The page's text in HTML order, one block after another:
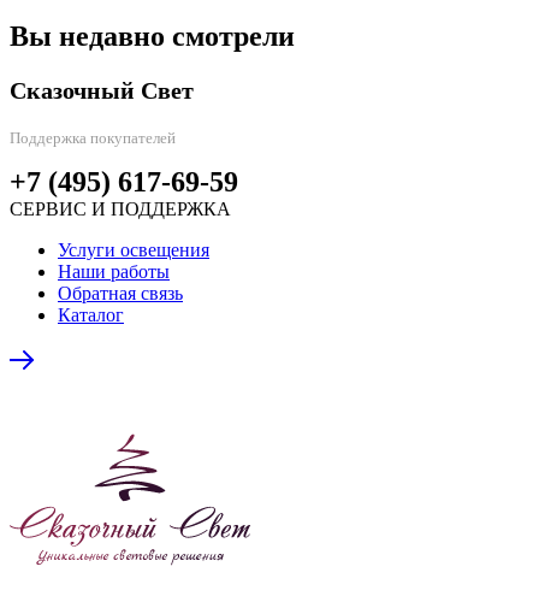
Вы недавно смотрели
Сказочный Свет
Поддержка покупателей
+7 (495) 617-69-59
СЕРВИС И ПОДДЕРЖКА
Услуги освещения
Наши работы
Обратная связь
Каталог